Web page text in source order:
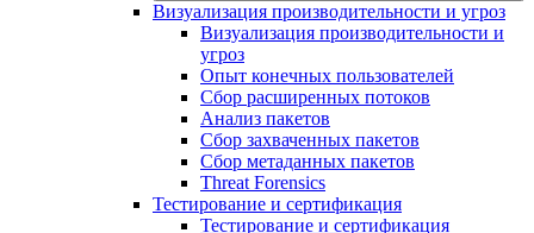
Визуализация производительности и угроз
Визуализация производительности и
угроз
Опыт конечных пользователей
Сбор расширенных потоков
Анализ пакетов
Сбор захваченных пакетов
Сбор метаданных пакетов
Threat Forensics
Тестирование и сертификация
Тестирование и сертификация